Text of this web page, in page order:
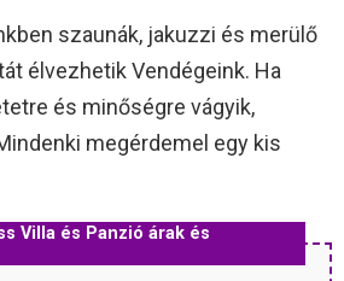
szaunák, jakuzzi és merülő
élvezhetik Vendégeink. Ha
és minőségre vágyik,
megérdemel egy kis
Villa és Panzió árak és